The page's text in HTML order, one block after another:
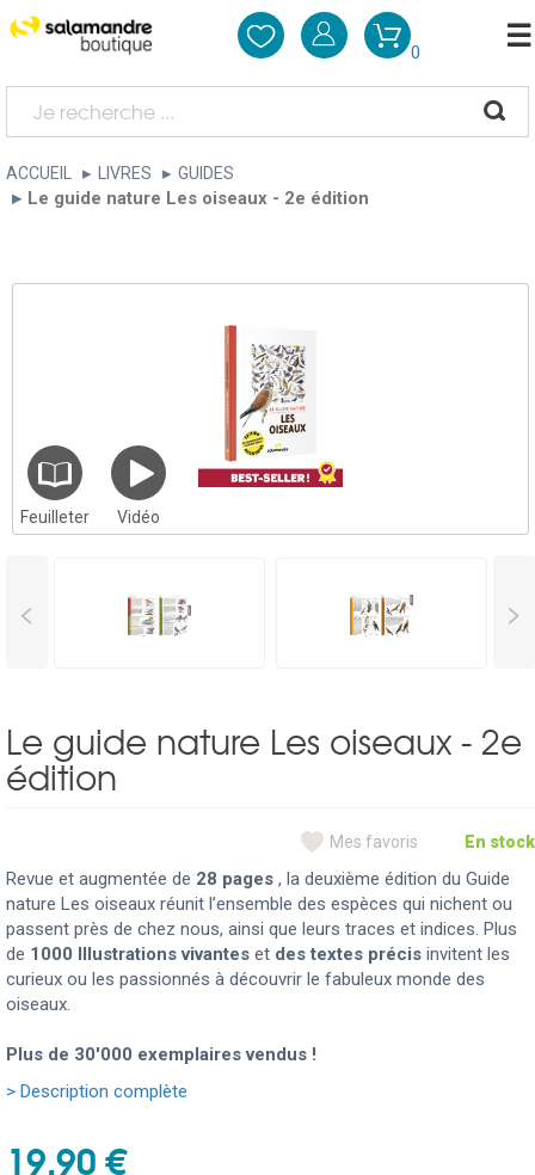
0
ACCUEIL LIVRES GUIDES
Le guide nature Les oiseaux - 2e édition
Feuilleter Vidéo
< >
Le guide nature Les oiseaux - 2e
édition
Mes favoris En stock
Revue et augmentée de 28 pages , la deuxième édition du Guide
nature Les oiseaux réunit l’ensemble des espèces qui nichent ou
passent près de chez nous, ainsi que leurs traces et indices. Plus
de 1000 Illustrations vivantes et des textes précis invitent les
curieux ou les passionnés à découvrir le fabuleux monde des
oiseaux.
Plus de 30'000 exemplaires vendus !
> Description complète
19,90 €